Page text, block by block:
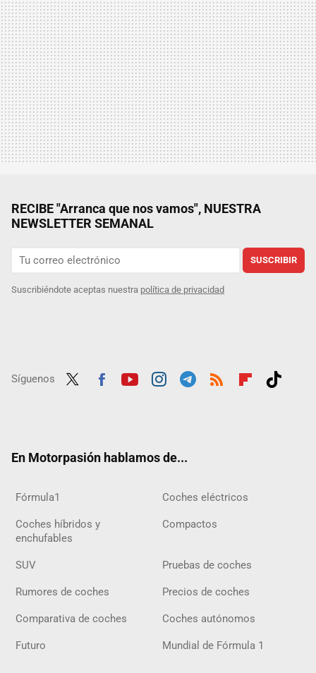
RECIBE "Arranca que nos vamos", NUESTRA
NEWSLETTER SEMANAL
SUSCRIBIR
Suscribiéndote aceptas nuestra política de privacidad
Síguenos
En Motorpasión hablamos de...
Fórmula1 Coches eléctricos
Coches híbridos y
enchufables
Compactos
SUV Pruebas de coches
Rumores de coches Precios de coches
Comparativa de coches Coches autónomos
Futuro Mundial de Fórmula 1